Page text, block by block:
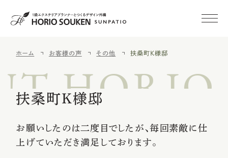
施工事例
ホーム お客様の声 その他 扶桑町Ｋ様邸
HORIO
扶桑町Ｋ様邸
お願いしたのは二度目でしたが、毎回素敵に仕
上げていただき満足しております。